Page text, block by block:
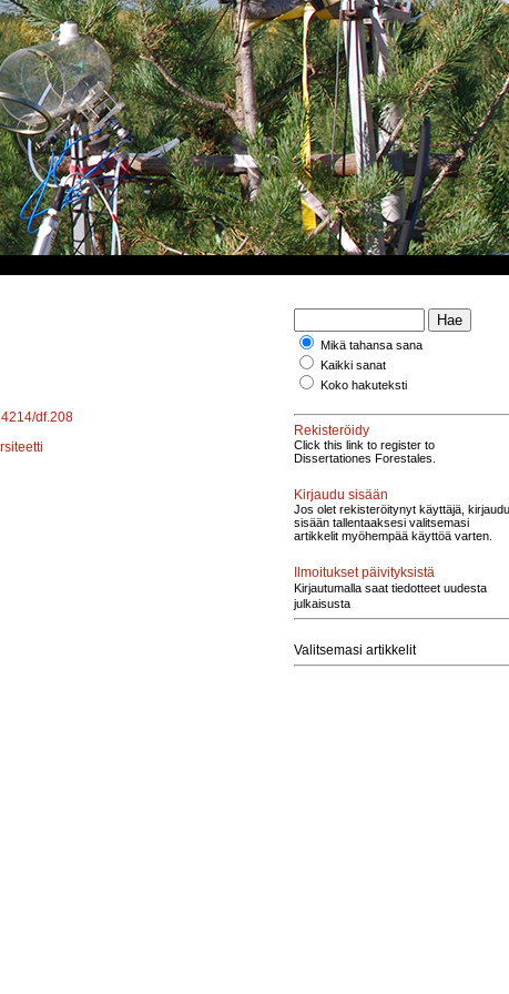
df.208
Mikä tahansa sana
Kaikki sanat
Koko hakuteksti
Rekisteröidy
Click this link to register to
Dissertationes Forestales.
Kirjaudu sisään
Jos olet rekisteröitynyt käyttäjä, kirjaudu
sisään tallentaaksesi valitsemasi
artikkelit myöhempää käyttöä varten.
Ilmoitukset päivityksistä
Kirjautumalla saat tiedotteet uudesta
julkaisusta
Valitsemasi artikkelit